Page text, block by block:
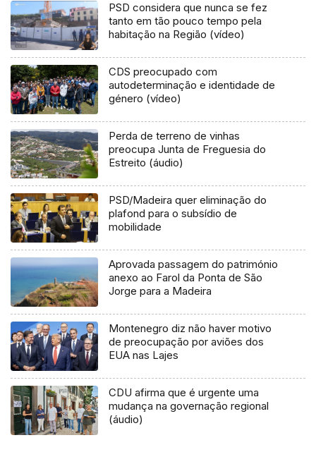
PSD considera que nunca se fez
tanto em tão pouco tempo pela
habitação na Região (vídeo)
CDS preocupado com
autodeterminação e identidade de
género (vídeo)
Perda de terreno de vinhas
preocupa Junta de Freguesia do
Estreito (áudio)
PSD/Madeira quer eliminação do
plafond para o subsídio de
mobilidade
Aprovada passagem do património
anexo ao Farol da Ponta de São
Jorge para a Madeira
Montenegro diz não haver motivo
de preocupação por aviões dos
EUA nas Lajes
CDU afirma que é urgente uma
mudança na governação regional
(áudio)